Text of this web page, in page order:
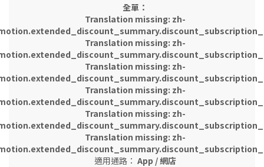
全單：
Translation missing: zh-
Translation missing: zh-
Translation missing: zh-
Translation missing: zh-
Translation missing: zh-
Translation missing: zh-
適用通路： App /網店